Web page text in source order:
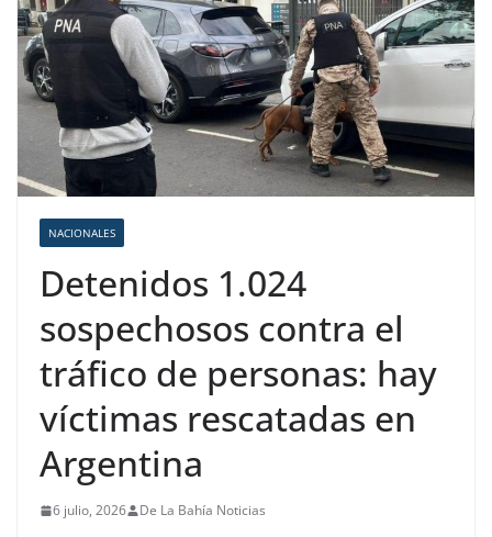
NACIONALES
Detenidos 1.024
sospechosos contra el
tráfico de personas: hay
víctimas rescatadas en
Argentina
6 julio, 2026 De La Bahía Noticias